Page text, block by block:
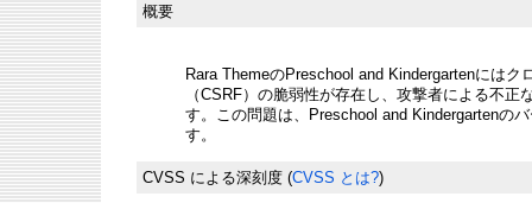
概要
Rara ThemeのPreschool and Kindergartenにはク
（CSRF）の脆弱性が存在し、攻撃者による不
す。この問題は、Preschool and Kindergartenの
す。
CVSS による深刻度 (CVSS とは?)